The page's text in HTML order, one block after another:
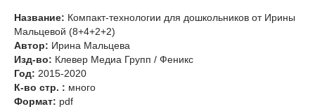
Название: Компакт-технологии для дошкольников от Ирины
Мальцевой (8+4+2+2)
Автор: Ирина Мальцева
Изд-во: Клевер Медиа Групп / Феникс
Год: 2015-2020
К-во стр. : много
Формат: pdf